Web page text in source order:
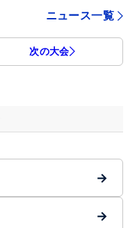
ニュース一覧
次の大会
→
→